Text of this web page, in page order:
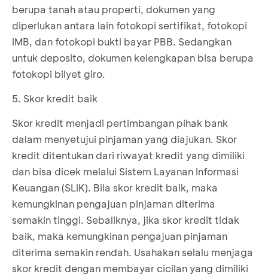
berupa tanah atau properti, dokumen yang
diperlukan antara lain fotokopi sertifikat, fotokopi
IMB, dan fotokopi bukti bayar PBB. Sedangkan
untuk deposito, dokumen kelengkapan bisa berupa
fotokopi bilyet giro.
5. Skor kredit baik
Skor kredit menjadi pertimbangan pihak bank
dalam menyetujui pinjaman yang diajukan. Skor
kredit ditentukan dari riwayat kredit yang dimiliki
dan bisa dicek melalui Sistem Layanan Informasi
Keuangan (SLIK). Bila skor kredit baik, maka
kemungkinan pengajuan pinjaman diterima
semakin tinggi. Sebaliknya, jika skor kredit tidak
baik, maka kemungkinan pengajuan pinjaman
diterima semakin rendah. Usahakan selalu menjaga
skor kredit dengan membayar cicilan yang dimiliki